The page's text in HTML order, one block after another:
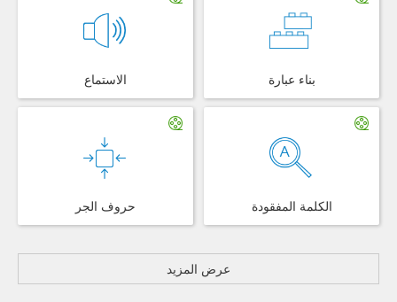
الاستماع بناء عبارة
حروف الجر الكلمة المفقودة
عرض المزيد